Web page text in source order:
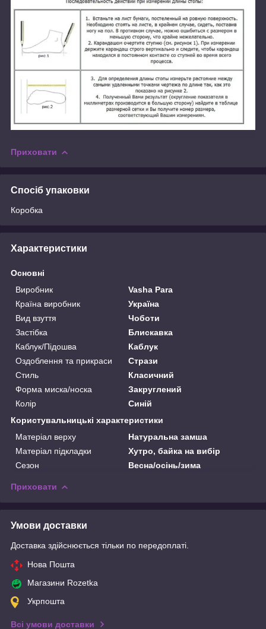
Приховати
Спосіб упаковки
Коробка
Характеристики
Основні
Виробник
Vasha Para
Країна виробник
Україна
Вид взуття
Чоботи
Застібка
Блискавка
Каблук/Підошва
Каблук
Оздоблення та прикраси
Стрази
Стиль
Класичний
Форма миска/носка
Закруглений
Колір
Синій
Користувальницькі характеристики
Матеріал верху
Натуральна замша
Матеріал підкладки
Хутро, байка на вибір
Сезон
Весна/осінь/зима
Приховати
Умови доставки
Доставка здійснюється тільки по передоплаті.
Нова Пошта
Магазини Rozetka
Укрпошта
Всі умови доставки